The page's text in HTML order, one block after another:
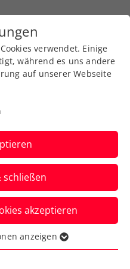
Herren-
wandelt hiermit
Thiem und
verwendet. Einige
während es uns andere
auf unserer Webseite
schließen
akzeptieren
grundlegende
anzeigen